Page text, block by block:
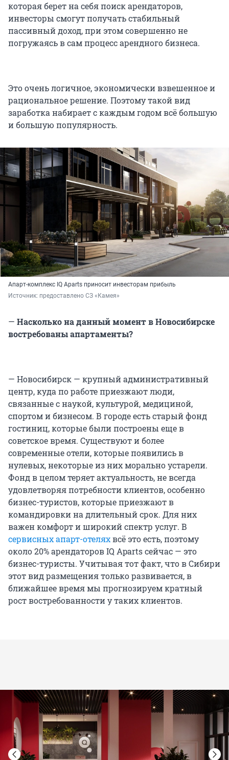
которая берет на себя поиск арендаторов,
инвесторы смогут получать стабильный
пассивный доход, при этом совершенно не
погружаясь в сам процесс арендного бизнеса.
Это очень логичное, экономически взвешенное и
рациональное решение. Поэтому такой вид
заработка набирает с каждым годом всё большую
и большую популярность.
Апарт-комплекс IQ Aparts приносит инвесторам прибыль
Источник: предоставлено СЗ «Камея»
— Насколько на данный момент в Новосибирске
востребованы апартаменты?
— Новосибирск — крупный административный
центр, куда по работе приезжают люди,
связанные с наукой, культурой, медициной,
спортом и бизнесом. В городе есть старый фонд
гостиниц, которые были построены еще в
советское время. Существуют и более
современные отели, которые появились в
нулевых, некоторые из них морально устарели.
Фонд в целом теряет актуальность, не всегда
удовлетворяя потребности клиентов, особенно
бизнес-туристов, которые приезжают в
командировки на длительный срок. Для них
важен комфорт и широкий спектр услуг. В
сервисных апарт-отеляхвсё это есть, поэтому
около 20% арендаторов IQ Aparts сейчас — это
бизнес-туристы. Учитывая тот факт, что в Сибири
этот вид размещения только развивается, в
ближайшее время мы прогнозируем кратный
рост востребованности у таких клиентов.